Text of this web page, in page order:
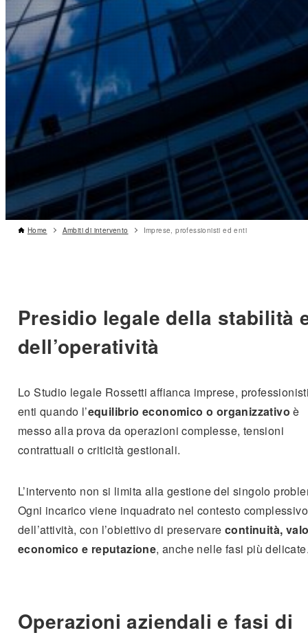
Home Ambiti di intervento Imprese, professionisti ed enti
Presidio legale della stabilità
dell’operatività
Lo Studio legale Rossetti affianca imprese,
enti quando l’equilibrio economico o organizzativo è
messo alla prova da operazioni complesse, tensioni
contrattuali o criticità gestionali.
L’intervento non si limita alla gestione del singolo
Ogni incarico viene inquadrato nel contesto complessivo
dell’attività, con l’obiettivo di preservare continuità,
economico e reputazione, anche nelle fasi più
Operazioni aziendali e fasi di